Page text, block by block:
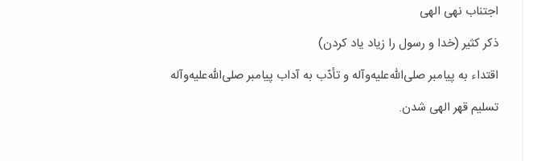
اجتناب نهی الهی
ذکر کثیر (خدا و رسول را زیاد یاد کردن)
اقتداء به پیامبر صلی‌الله‌علیه‌و‌آله و تأدّب به آداب پیامبر صلی‌الله‌علیه‌و‌آله
تسلیم قهر الهی شدن.